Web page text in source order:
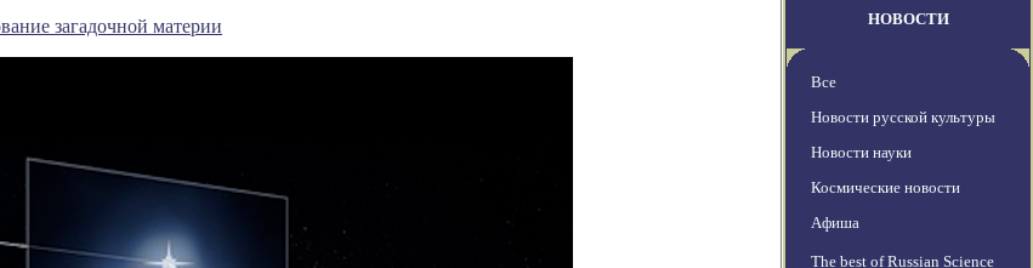
загадочной материи НОВОСТИ
Все
Новости русской культуры
Новости науки
Космические новости
Афиша
The best of Russian Science